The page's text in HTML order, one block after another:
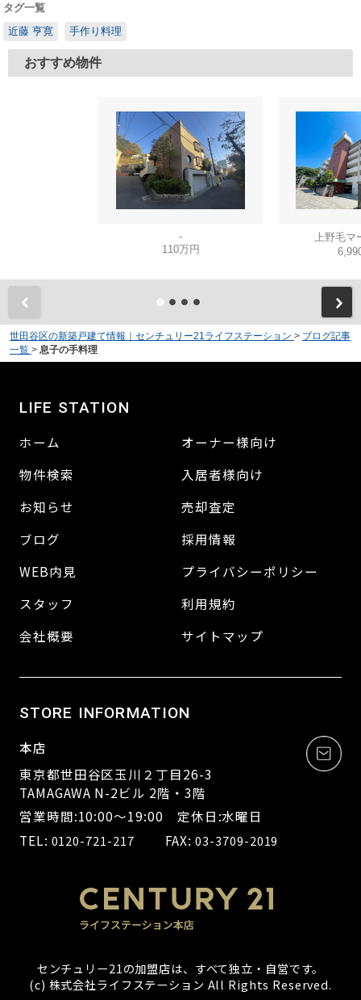
タグ一覧
近藤 亨寛
手作り料理
おすすめ物件
-
110万円
上野毛
世田谷区の新築戸建て情報｜センチュリー21ライフステーション > ブログ記事
一覧 > 息子の手料理
LIFE STATION
ホーム
物件検索
お知らせ
ブログ
WEB内見
スタッフ
会社概要
オーナー様向け
入居者様向け
売却査定
採用情報
プライバシーポリシー
利用規約
サイトマップ
STORE INFORMATION
本店
東京都世田谷区玉川２丁目26-3
TAMAGAWA N-2ビル 2階・3階
営業時間:10:00～19:00 定休日:水曜日
TEL: 0120-721-217 FAX:03-3709-2019
センチュリー21の加盟店は、すべて独立・自営です。
(c) 株式会社ライフステーション All Rights Reserved.